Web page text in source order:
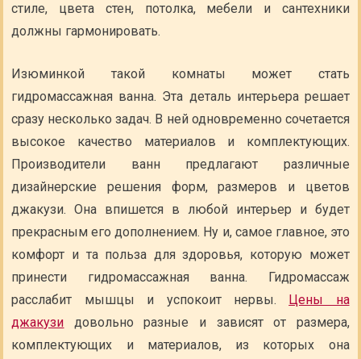
стиле, цвета стен, потолка, мебели и сантехники
должны гармонировать.
Изюминкой такой комнаты может стать
гидромассажная ванна. Эта деталь интерьера решает
сразу несколько задач. В ней одновременно сочетается
высокое качество материалов и комплектующих.
Производители ванн предлагают различные
дизайнерские решения форм, размеров и цветов
джакузи. Она впишется в любой интерьер и будет
прекрасным его дополнением. Ну и, самое главное, это
комфорт и та польза для здоровья, которую может
принести гидромассажная ванна. Гидромассаж
расслабит мышцы и успокоит нервы. Цены на
джакузи довольно разные и зависят от размера,
комплектующих и материалов, из которых она